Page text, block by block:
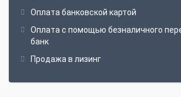
Оплата банковской картой
Оплата с помощью безналичного
банк
Продажа в лизинг